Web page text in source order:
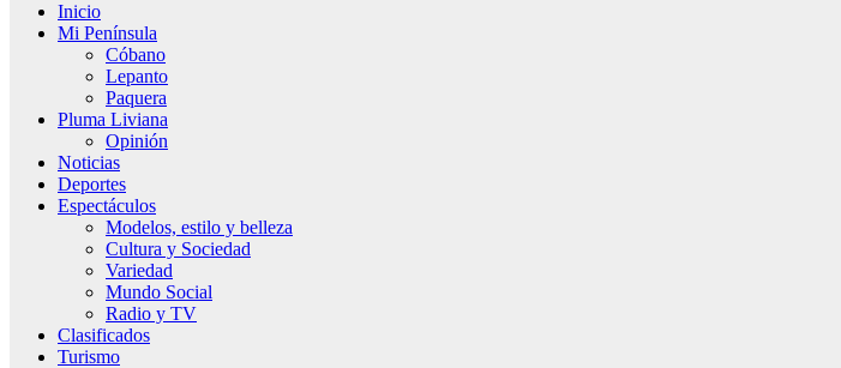
Inicio
Mi Península
Cóbano
Lepanto
Paquera
Pluma Liviana
Opinión
Noticias
Deportes
Espectáculos
Modelos, estilo y belleza
Cultura y Sociedad
Variedad
Mundo Social
Radio y TV
Clasificados
Turismo